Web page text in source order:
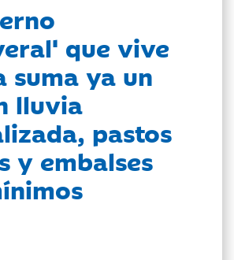
que vive
suma ya un
lluvia
pastos
y embalses